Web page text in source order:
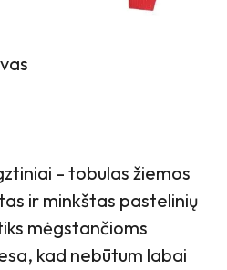
– tobulas žiemos
ir minkštas pastelinių
mėgstančioms
kad nebūtum labai